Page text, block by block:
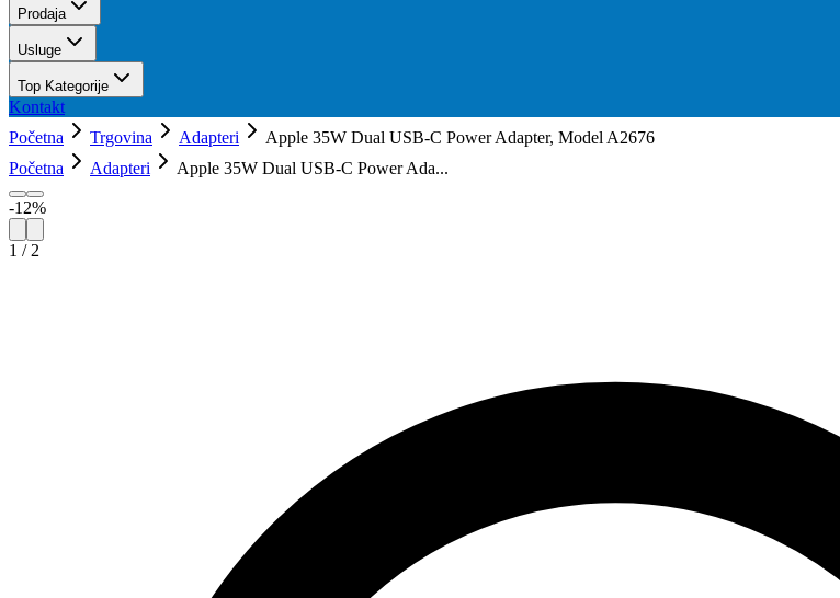
Prodaja
Usluge
Top Kategorije
Kontakt
Početna
Trgovina Adapteri
Apple 35W Dual USB-C Power Adapter, Model A2676
Početna
Adapteri Apple 35W Dual USB-C Power Ada...
-12%
1 / 2